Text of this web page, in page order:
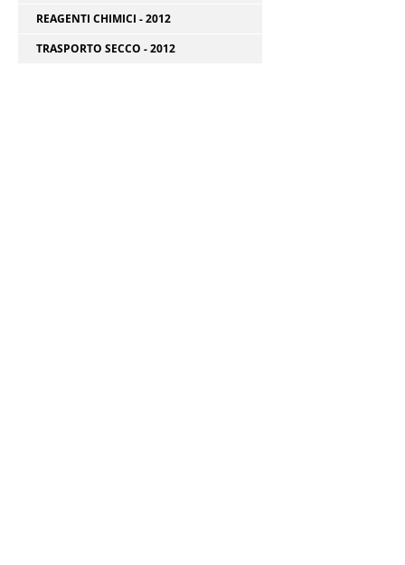
REAGENTI CHIMICI - 2012
TRASPORTO SECCO - 2012